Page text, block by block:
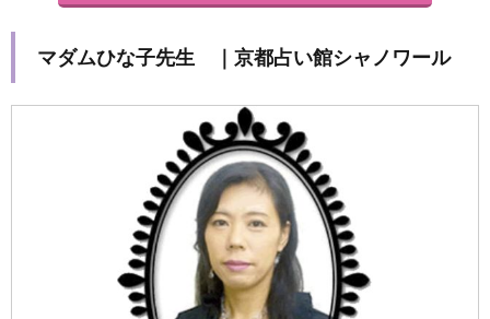
マダムひな子先生 ｜京都占い館シャノワール